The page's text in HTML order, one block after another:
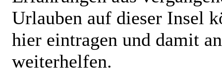
Urlauben auf dieser Insel
hier eintragen und damit
weiterhelfen.